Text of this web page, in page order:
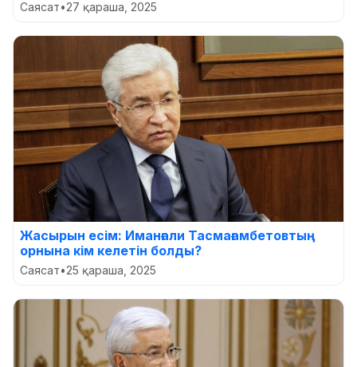
Саясат•27 қараша, 2025
Жасырын есім: Иманғали Тасмағамбетовтың
орнына кім келетін болды?
Саясат•25 қараша, 2025